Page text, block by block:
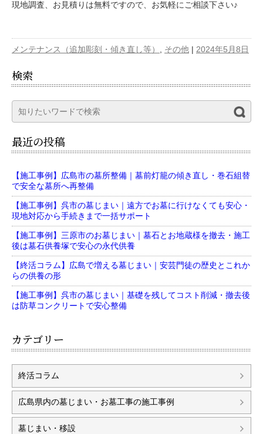
現地調査、お見積りは無料ですので、お気軽にご相談下さい♪
メンテナンス（追加彫刻・傾き直し等） その他 | 2024年5月8日
検索
最近の投稿
【施工事例】広島市の墓所整備｜墓前灯籠の傾き直し・巻石組替
で安全な墓所へ再整備
【施工事例】呉市の墓じまい｜遠方でお墓に行けなくても安心・
現地対応から手続きまで一括サポート
【施工事例】三原市のお墓じまい｜墓石とお地蔵様を撤去・施工
後は墓石供養塚で安心の永代供養
【終活コラム】広島で増える墓じまい｜安芸門徒の歴史とこれか
らの供養の形
【施工事例】呉市の墓じまい｜基礎を残してコスト削減・撤去後
は防草コンクリートで安心整備
カテゴリー
終活コラム
広島県内の墓じまい・お墓工事の施工事例
墓じまい・移設